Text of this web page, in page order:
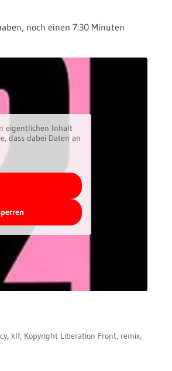
noch einen 7:30 Minuten
eigentlichen Inhalt
dass dabei Daten an
, klf, Kopyright Liberation Front, remix,